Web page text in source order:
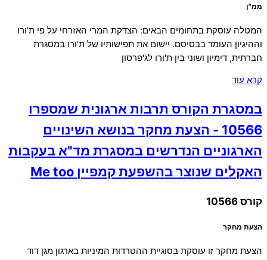
ממ"ן
המטלה עוסקת בתחומים הבאים: הצדקת המרי האזרחי על פי ת'ורו
וההיגיון העומד בבסיסם. יישום את תפישותיו של ת'ורו במסגרת
חברתית, דימיון ושוני בין ת'ורו לג'פרסון
קרא עוד
במסגרת הקורס תרבות ארגונית שמספרו
10566 - הצעת מחקר בנושא השינויים
הארגוניים הנדרשים במסגרת מד"א בעקבות
האקלים שנוצר בהשפעת קמפיין Me too
קורס 10566
הצעת מחקר
הצעת מחקר זו עוסקת בסוגיית ההטרדות המיניות בארגון מגן דוד